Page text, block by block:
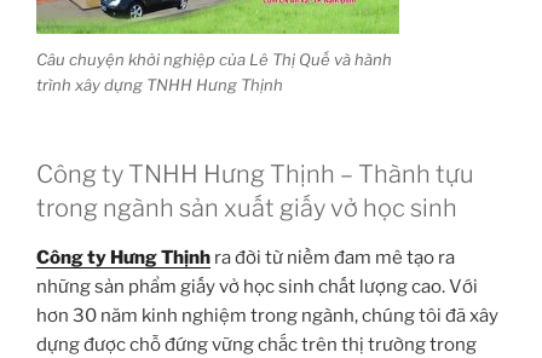
Câu chuyện khởi nghiệp của Lê Thị Quế và hành
trình xây dựng TNHH Hưng Thịnh
Công ty TNHH Hưng Thịnh – Thành tựu
trong ngành sản xuất giấy vở học sinh
Công ty Hưng Thịnh ra đời từ niềm đam mê tạo ra
những sản phẩm giấy vở học sinh chất lượng cao. Với
hơn 30 năm kinh nghiệm trong ngành, chúng tôi đã xây
dựng được chỗ đứng vững chắc trên thị trường trong